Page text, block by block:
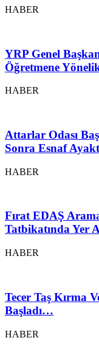
HABER
YRP Genel Başkan
Öğretmene
HABER
Attarlar Odası
Sonra Esnaf
HABER
Fırat EDAŞ
Tatbikatında Yer
HABER
Tecer Taş Kırma
Başladı…
HABER